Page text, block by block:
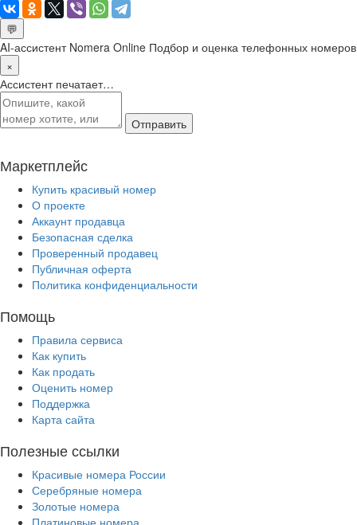
💬
AI-ассистент Nomera Online Подбор и оценка телефонных номеров
×
Ассистент печатает…
Отправить
Маркетплейс
Купить красивый номер
О проекте
Аккаунт продавца
Безопасная сделка
Проверенный продавец
Публичная оферта
Политика конфиденциальности
Помощь
Правила сервиса
Как купить
Как продать
Оценить номер
Поддержка
Карта сайта
Полезные ссылки
Красивые номера России
Серебряные номера
Золотые номера
Платиновые номера